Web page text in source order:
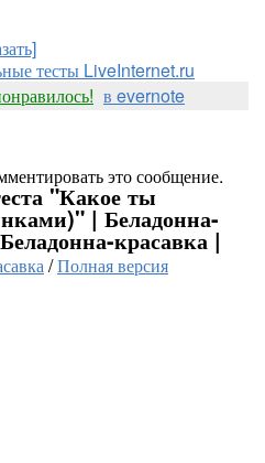
тесты LiveInternet.ru
в evernote
это сообщение.
"Какое ты
| Беладонна-
красавка |
/Полная версия